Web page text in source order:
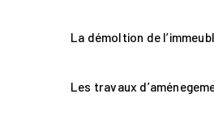
Les projets
La démoltion de
Les travaux